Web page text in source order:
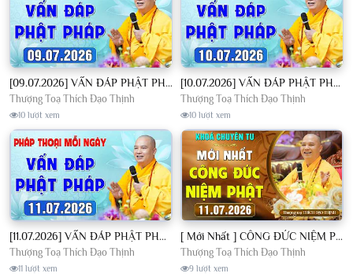
[09.07.2026] VẤN ĐÁP PHẬT PHÁP - Nghe Thầy giảng Pháp mỗi ngày CÔNG ĐỨC VÔ LƯỢNG│TT. Thích Đạo Thịnh
Thượng Toạ Thích Đạo Thịnh
10 lượt xem
[10.07.2026] VẤN ĐÁP PHẬT PHÁP - Nghe Thầy giảng Pháp mỗi ngày CÔNG ĐỨC VÔ LƯỢNG│TT. Thích Đạo Thịnh
Thượng Toạ Thích Đạo Thịnh
10 lượt xem
[11.07.2026] VẤN ĐÁP PHẬT PHÁP - Nghe Thầy giảng Pháp mỗi ngày CÔNG ĐỨC VÔ LƯỢNG│TT. Thích Đạo Thịnh
Thượng Toạ Thích Đạo Thịnh
11 lượt xem
[ Mới Nhất ] CÔNG ĐỨC NIỆM PHẬT - Khoá Chuyên Tu Chùa Khai Nguyên 11/07/2026 | TT. Thích Đạo Thịnh
Thượng Toạ Thích Đạo Thịnh
9 lượt xem